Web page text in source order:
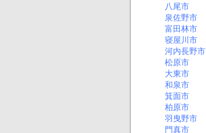
八尾市
泉佐野市
富田林市
寝屋川市
河内長野市
松原市
大東市
和泉市
箕面市
柏原市
羽曳野市
門真市